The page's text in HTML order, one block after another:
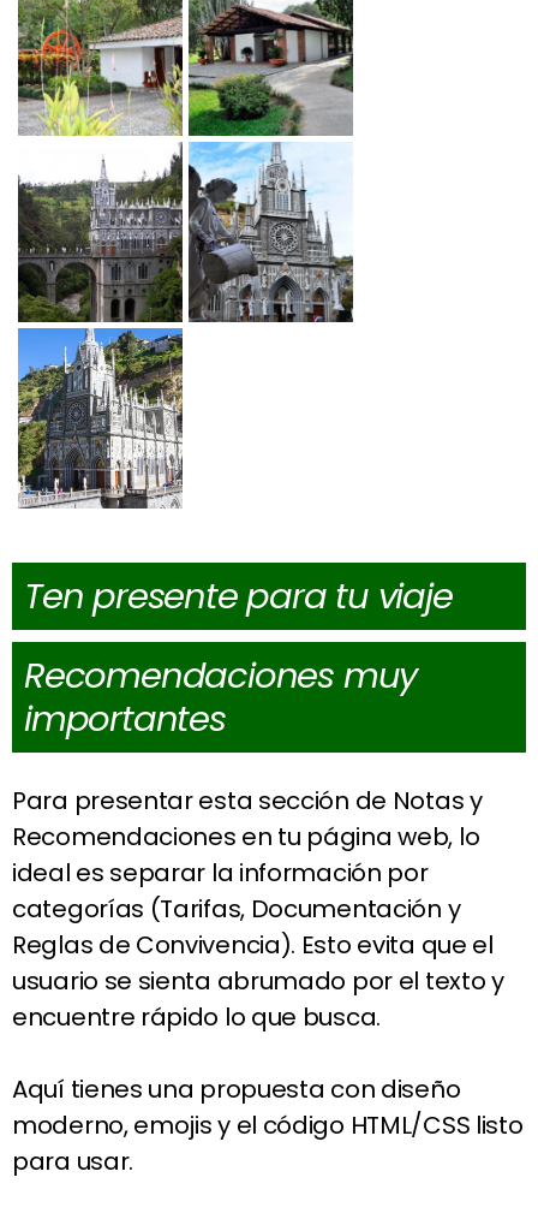
Ten presente para tu viaje
Recomendaciones muy
importantes
Para presentar esta sección de Notas y
Recomendaciones en tu página web, lo
ideal es separar la información por
categorías (Tarifas, Documentación y
Reglas de Convivencia). Esto evita que el
usuario se sienta abrumado por el texto y
encuentre rápido lo que busca.
Aquí tienes una propuesta con diseño
moderno, emojis y el código HTML/CSS listo
para usar.